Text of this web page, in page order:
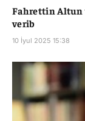
Fahrettin Altun
verib
10 İyul 2025 15:38